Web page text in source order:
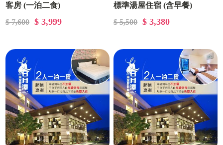
客房 (一泊二食)
$ 7,600
$ 3,999
標準湯屋住宿 (含早餐)
$ 5,500
$ 3,380